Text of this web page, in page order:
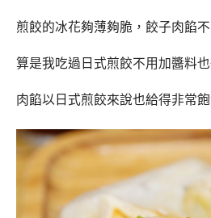
煎餃的冰花夠薄夠脆，餃子肉餡不
算是我吃過日式煎餃不用加醬料也
肉餡以日式煎餃來說也給得非常